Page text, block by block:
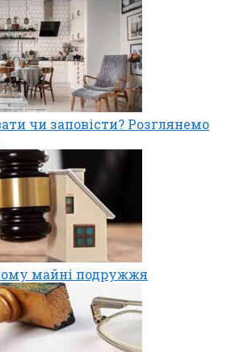
чи заповісти? Розглянемо
майні подружжя